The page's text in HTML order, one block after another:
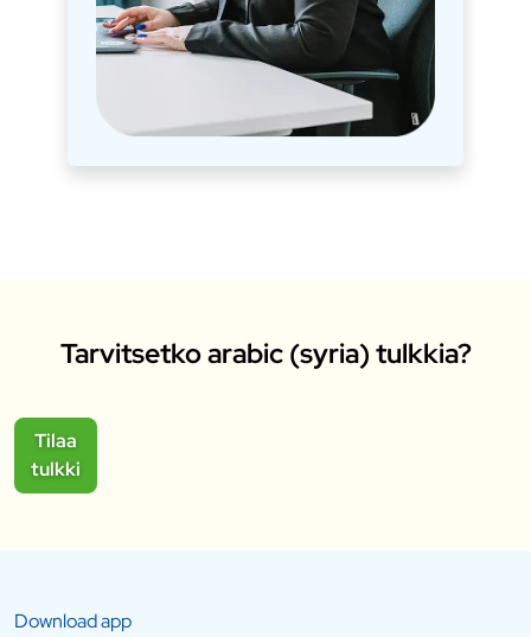
Tarvitsetko arabic (syria) tulkkia?
Tilaa
tulkki
Download app